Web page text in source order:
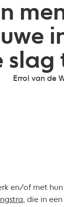
slag
Errol van de
en/of met
, die in